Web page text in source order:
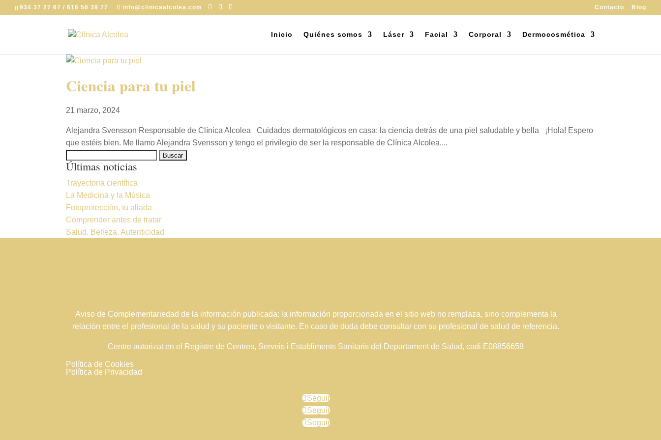
934 37 27 67 / 616 50 39 77 info@clinicaalcolea.com Contacto Blog
Inicio Quiénes somos Láser Facial Corporal Dermocosmética
Ciencia para tu piel
21 marzo, 2024
Alejandra Svensson Responsable de Clínica Alcolea Cuidados dermatológicos en casa: la ciencia detrás de una piel saludable y bella ¡Hola! Espero
que estéis bien. Me llamo Alejandra Svensson y tengo el privilegio de ser la responsable de Clínica Alcolea....
Últimas noticias
Trayectoria científica
La Medicina y la Música
Fotoprotección, tu aliada
Comprender antes de tratar
Salud. Belleza. Autenticidad
Aviso de Complementariedad de la información publicada: la información proporcionada en el sitio web no remplaza, sino complementa la
relación entre el profesional de la salud y su paciente o visitante. En caso de duda debe consultar con su profesional de salud de referencia.
Centre autorizat en el Registre de Centres, Serveis i Establiments Sanitaris del Departament de Salud, codi E08856659
Política de Cookies
Política de Privacidad
Seguir
Seguir
Seguir